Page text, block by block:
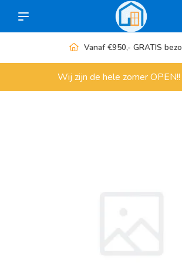
Vanaf €950,- GRATIS
Wij zijn de hele zomer OPEN!!